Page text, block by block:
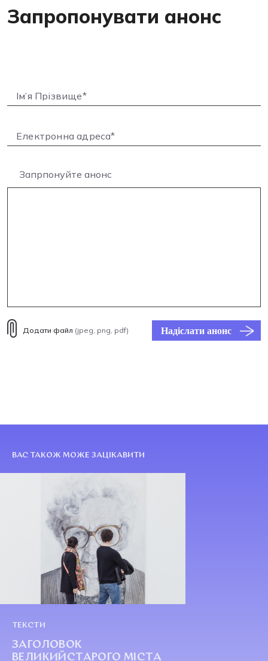
Запропонувати анонс
Запрпонуйте анонс
Додати файл (jpeg, png, pdf) Надіслати анонс
ВАС ТАКОЖ МОЖЕ ЗАЦІКАВИТИ
ТЕКСТИ
ЗАГОЛОВОК
ВЕЛИКИЙСТАРОГО МІСТА